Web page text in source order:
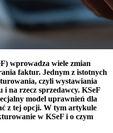
wprowadza wiele zmian
faktur. Jednym z istotnych
czyli wystawiania
na rzecz sprzedawcy. KSeF
model uprawnień dla
z tej opcji. W tym artykule
w KSeF i o czym